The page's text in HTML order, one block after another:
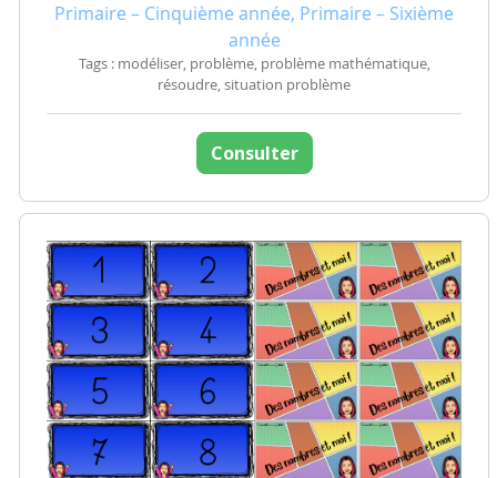
Primaire – Cinquième année, Primaire – Sixième
année
Tags : modéliser, problème, problème mathématique,
résoudre, situation problème
Consulter